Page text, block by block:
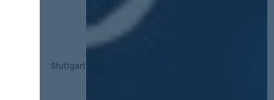
Stuttgart